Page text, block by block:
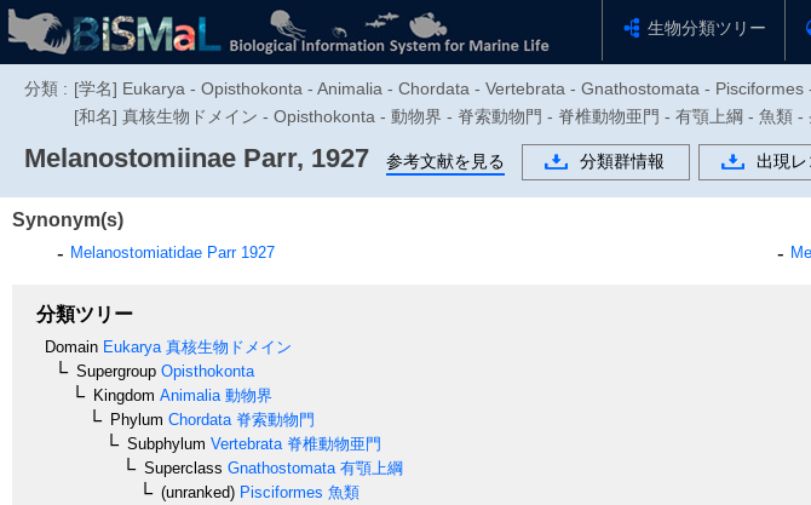
生物分類ツリー
分類 : [学名] Eukarya - Opisthokonta - Animalia - Chordata - Vertebrata - Gnathostomata -
[和名] 真核生物ドメイン - Opisthokonta - 動物界 - 脊索動物門 - 脊椎動物亜門 - 有顎上綱 - 魚類
Melanostomiinae Parr, 1927 参考文献を見る 分類群情報 出現レ
Synonym(s)
Melanostomiatidae Parr 1927
分類ツリー
Domain Eukarya 真核生物ドメイン
Supergroup Opisthokonta
Kingdom Animalia 動物界
Phylum Chordata 脊索動物門
Subphylum Vertebrata 脊椎動物亜門
Superclass Gnathostomata 有顎上綱
(unranked) Pisciformes 魚類